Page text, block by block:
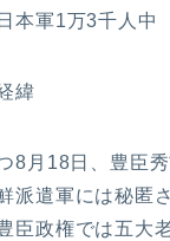
本軍1万3千人
緯
8月18日、豊臣
派遣軍には秘匿
臣政権では五大